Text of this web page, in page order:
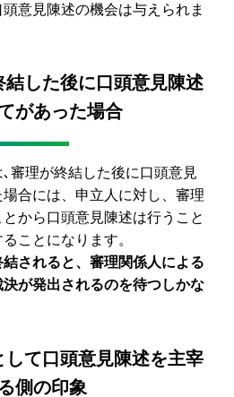
意見陳述の機会は与えられま
結した後に口頭意見陳述
があった場合
審理が終結した後に口頭意見
合には、申立人に対し、審理
から口頭意見陳述は行うこと
ことになります。
されると、審理関係人による
が発出されるのを待つしかな
して口頭意見陳述を主宰
側の印象